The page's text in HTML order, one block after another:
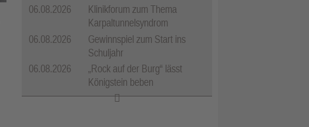
06.08.2026
Klinikforum zum Thema
Karpaltunnelsyndrom
06.08.2026
Gewinnspiel zum Start ins
Schuljahr
06.08.2026
„Rock auf der Burg“ lässt
Königstein beben